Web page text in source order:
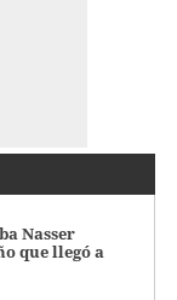
Nasser
que llegó a